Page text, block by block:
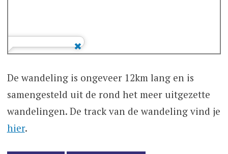
De wandeling is ongeveer 12km lang en is
samengesteld uit de rond het meer uitgezette
wandelingen. De track van de wandeling vind je
hier.